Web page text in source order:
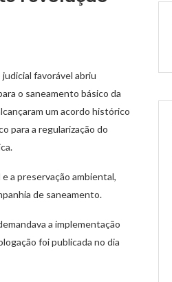
favorável abriu
o saneamento básico da
um acordo histórico
para a regularização do
a preservação ambiental,
de saneamento.
a implementação
foi publicada no dia